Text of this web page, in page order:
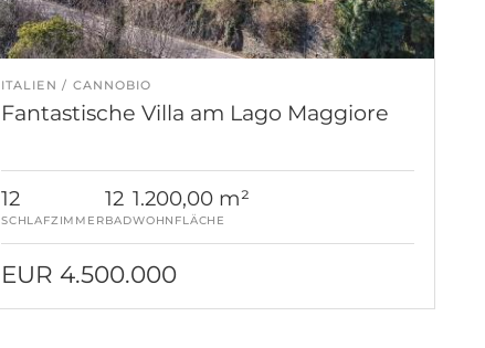
ITALIEN CANNOBIO
Fantastische Villa am Lago Maggiore
12
SCHLAFZIMMER
12
BAD
1.200,00 m²
WOHNFLÄCHE
EUR 4.500.000